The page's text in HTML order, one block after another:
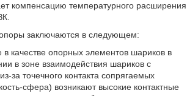
компенсацию температурного расширения
заключаются в следующем:
в качестве опорных элементов шариков в
в зоне взаимодействия шариков с
за точечного контакта сопрягаемых
сфера) возникают высокие контактные